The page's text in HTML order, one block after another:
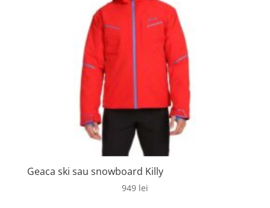
Geaca ski sau snowboard Killy
949 lei